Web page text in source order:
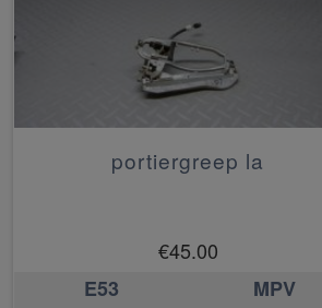
portiergreep la
€45.00
E53
MPV